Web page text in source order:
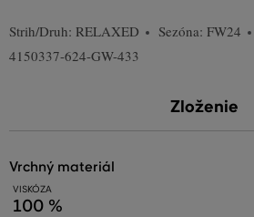
Strih/Druh: RELAXED Sezóna: FW24
4150337-624-GW-433
Zloženie
vrchný materiál
VISKÓZA
100 %